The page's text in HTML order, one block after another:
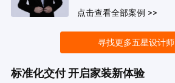
点击查看全部案例 >>
寻找更多五星设计师
标准化交付 开启家装新体验